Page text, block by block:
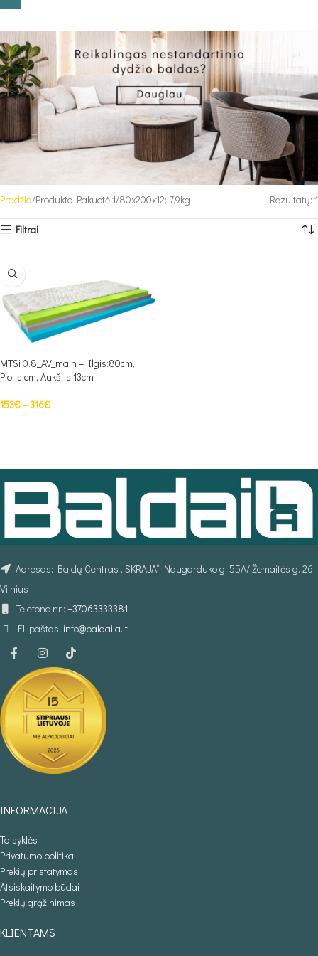
Pradžia Produkto Pakuotė 1 80x200x12; 7,9kg Rezultatų: 1
Filtrai
MTSi 0.8_AV_main – Ilgis:80cm,
Plotis:cm, Aukštis:13cm
153€–316€
Adresas: Baldų Centras „SKRAJA“ Naugarduko g. 55A/ Žemaitės g. 26
Vilnius
Telefono nr.: +37063333381
El. paštas: info@baldaila.lt
INFORMACIJA
Taisyklės
Privatumo politika
Prekių pristatymas
Atsiskaitymo būdai
Prekių grąžinimas
KLIENTAMS